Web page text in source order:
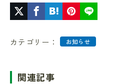
カテゴリー： お知らせ
関連記事